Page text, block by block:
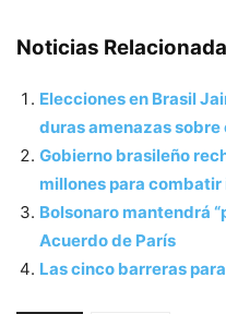
Noticias
Elecciones en Brasil
duras amenazas
Gobierno brasileño
millones para
Bolsonaro mantendrá
Acuerdo de París
Las cinco barreras